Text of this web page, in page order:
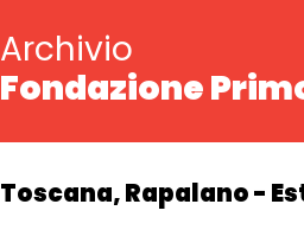
Archivio
Fondazione
Toscana, Rapalano -